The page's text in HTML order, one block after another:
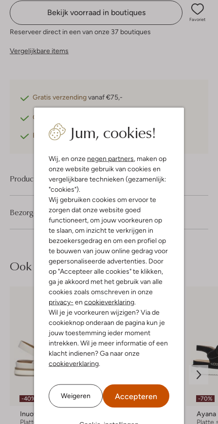
Jum, cookies!
Wij, en onze negen partners , maken op
onze website gebruik van cookies en
vergelijkbare technieken (gezamenlijk:
"cookies").
Wij gebruiken cookies om ervoor te
zorgen dat onze website goed
functioneert, om jouw voorkeuren op
te slaan, om inzicht te verkrijgen in
bezoekersgedrag en om een profiel op
te bouwen van jouw online gedrag voor
gepersonaliseerde advertenties. Door
op "Accepteer alle cookies" te klikken,
ga je akkoord met het gebruik van alle
cookies zoals omschreven in onze
privacy- en cookieverklaring
Wil je je voorkeuren wijzigen? Via de
cookieknop onderaan de pagina kun je
jouw toestemming ieder moment
intrekken. Wil je meer informatie of een
klacht indienen? Ga naar onze
cookieverklaring
Weigeren Accepteren
Bekijk voorraad in boutiques
Favoriet
Reserveer direct in een van onze 37 boutiques
Vergelijkbare items
Gratis verzendingvanaf €75,-
Gratis retourneren
Betaal achterafmet Klarna
Product informatie
Bezorgen & retourneren
Ook iets voor jou?
-40%
Inuovo
Platte sandalen
-20%
Sandalen met hak
-70%
Ayana
Platte